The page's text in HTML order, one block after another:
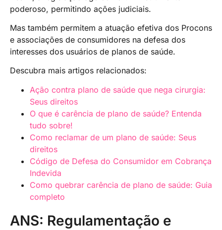
poderoso, permitindo ações judiciais.
Mas também permitem a atuação efetiva dos Procons
e associações de consumidores na defesa dos
interesses dos usuários de planos de saúde.
Descubra mais artigos relacionados:
Ação contra plano de saúde que nega cirurgia:
Seus direitos
O que é carência de plano de saúde? Entenda
tudo sobre!
Como reclamar de um plano de saúde: Seus
direitos
Código de Defesa do Consumidor em Cobrança
Indevida
Como quebrar carência de plano de saúde: Guia
completo
ANS: Regulamentação e